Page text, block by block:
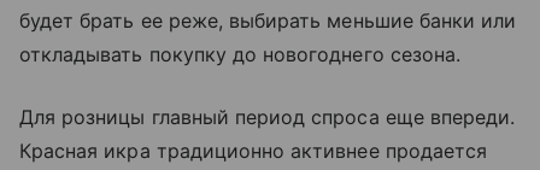
будет брать ее реже, выбирать меньшие банки или
откладывать покупку до новогоднего сезона.
Для розницы главный период спроса еще впереди.
Красная икра традиционно активнее продается